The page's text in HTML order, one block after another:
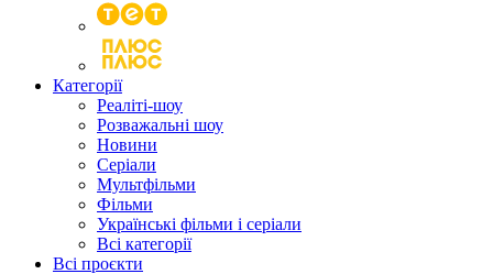
Категорії
Реаліті-шоу
Розважальні шоу
Новини
Серіали
Мультфільми
Фільми
Українські фільми і серіали
Всі категорії
Всі проєкти